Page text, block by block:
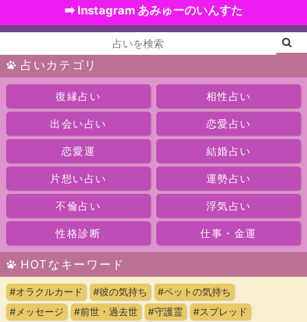
➡️ Instagram あみゅーのいんすた
占いカテゴリ
復縁占い 相性占い
出会い占い 恋愛占い
恋愛運 結婚占い
片想い占い 運勢占い
不倫占い 浮気占い
性格診断 仕事・金運
HOTなキーワード
#オラクルカード #彼の気持ち
#ペットの気持ち
#メッセージ
#前世・過去世 #守護霊
#スプレッド